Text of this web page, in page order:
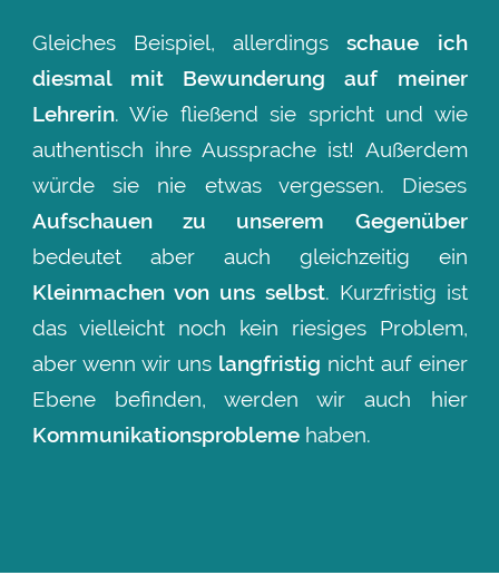
Gleiches Beispiel, allerdingsschaue ich
diesmal mit Bewunderung auf meiner
Lehrerin. Wie fließend sie spricht und wie
authentisch ihre Aussprache ist! Außerdem
würde sie nie etwas vergessen. Dieses
Aufschauen zu unserem Gegenüber
bedeutet aber auch gleichzeitig ein
Kleinmachen von uns selbst. Kurzfristig ist
das vielleicht noch kein riesigesProblem,
aber wenn wir uns langfristig nicht auf einer
Ebene befinden, werden wir auch hier
Kommunikationsproblemehaben.